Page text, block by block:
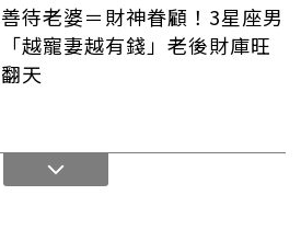
善待老婆＝財神眷顧！3星座男
「越寵妻越有錢」老後財庫旺
翻天